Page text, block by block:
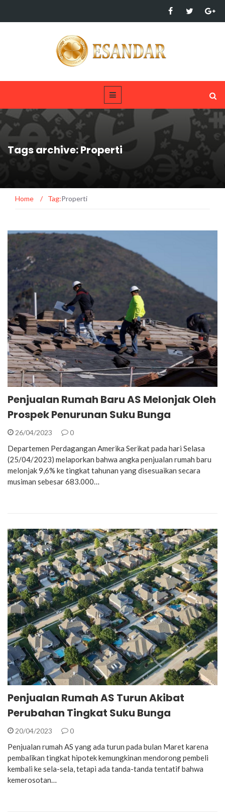
Tags archive: Properti
Home / Tag:Properti
Penjualan Rumah Baru AS Melonjak Oleh
Prospek Penurunan Suku Bunga
26/04/2023 0
Departemen Perdagangan Amerika Serikat pada hari Selasa
(25/04/2023) melaporkan bahwa angka penjualan rumah baru
melonjak 9,6% ke tingkat tahunan yang disesuaikan secara
musiman sebesar 683.000…
Penjualan Rumah AS Turun Akibat
Perubahan Tingkat Suku Bunga
20/04/2023 0
Penjualan rumah AS yang ada turun pada bulan Maret karena
pembalikan tingkat hipotek kemungkinan mendorong pembeli
kembali ke sela-sela, tetapi ada tanda-tanda tentatif bahwa
kemerosotan…